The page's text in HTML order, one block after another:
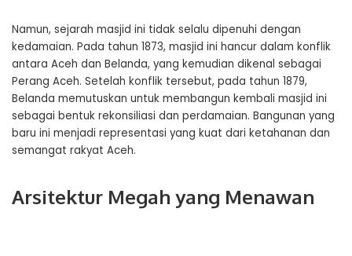
Namun, sejarah masjid ini tidak selalu dipenuhi dengan
kedamaian. Pada tahun 1873, masjid ini hancur dalam konflik
antara Aceh dan Belanda, yang kemudian dikenal sebagai
Perang Aceh. Setelah konflik tersebut, pada tahun 1879,
Belanda memutuskan untuk membangun kembali masjid ini
sebagai bentuk rekonsiliasi dan perdamaian. Bangunan yang
baru ini menjadi representasi yang kuat dari ketahanan dan
semangat rakyat Aceh.
Arsitektur Megah yang Menawan